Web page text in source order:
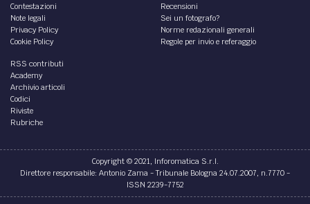
Contestazioni
Note legali
Privacy Policy
Cookie Policy
Recensioni
Sei un fotografo?
Norme redazionali generali
Regole per invio e referaggio
RSS contributi
Academy
Archivio articoli
Codici
Riviste
Rubriche
Copyright © 2021, Inforomatica S.r.l.
Direttore responsabile: Antonio Zama - Tribunale Bologna 24.07.2007, n.7770 -
ISSN 2239-7752